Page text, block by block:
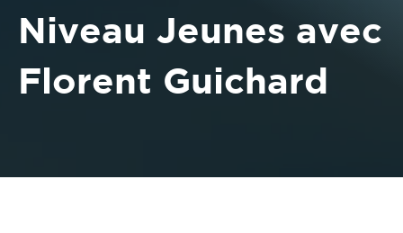
Niveau Jeunes avec
Florent Guichard